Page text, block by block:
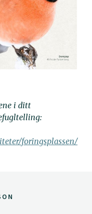
i ditt
foringsplassen/